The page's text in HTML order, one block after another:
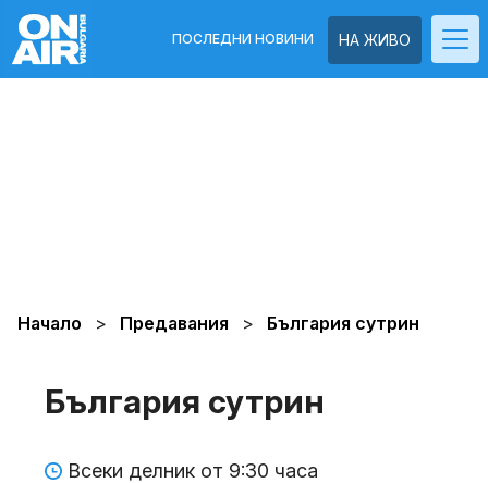
НА ЖИВО
ПОСЛЕДНИ НОВИНИ
Начало Предавания България сутрин
България сутрин
Всеки делник от 9:30 часа